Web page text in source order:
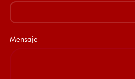
Mensaje